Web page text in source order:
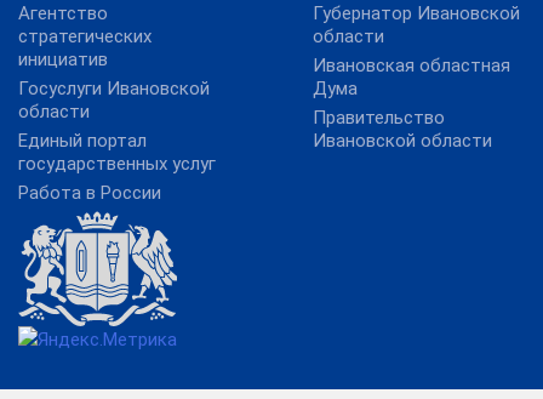
Агентство
стратегических
инициатив
Госуслуги Ивановской
области
Единый портал
государственных услуг
Работа в России
Губернатор Ивановской
области
Ивановская областная
Дума
Правительство
Ивановской области